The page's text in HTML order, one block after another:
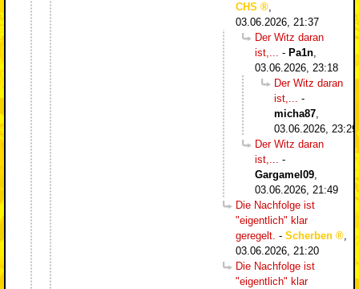
CHS
,
03.06.2026, 21:37
Der Witz daran
ist,... - Pa1n,
03.06.2026, 23:18
Der Witz daran
ist,... -
micha87,
03.06.2026, 23:29
Der Witz daran
ist,... -
Gargamel09,
03.06.2026, 21:49
Die Nachfolge ist
"eigentlich" klar
geregelt. - Scherben
,
03.06.2026, 21:20
Die Nachfolge ist
"eigentlich" klar